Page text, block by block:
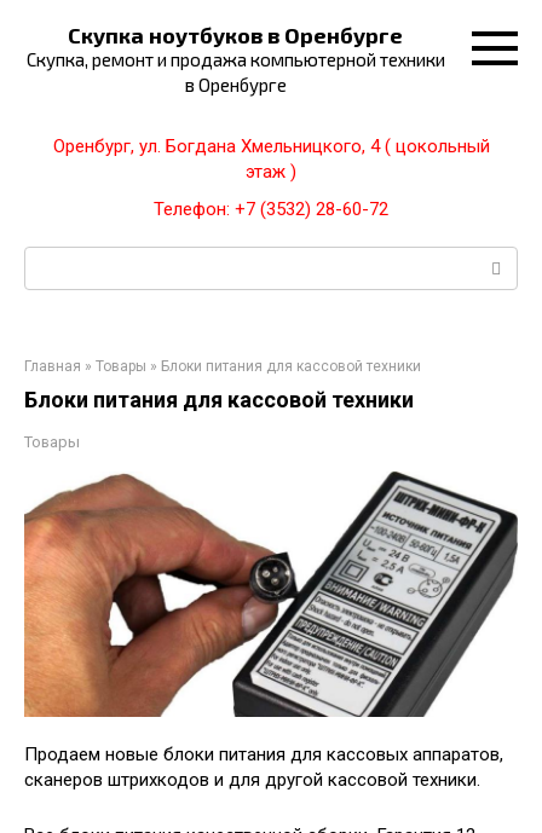
контенту
Скупка ноутбуков в Оренбурге
Скупка, ремонт и продажа компьютерной техники
в Оренбурге
Оренбург, ул. Богдана Хмельницкого, 4 ( цокольный
этаж )
Телефон: +7 (3532) 28-60-72
Поиск:
Главная » Товары » Блоки питания для кассовой техники
Блоки питания для кассовой техники
Товары
Продаем новые блоки питания для кассовых аппаратов,
сканеров штрихкодов и для другой кассовой техники.